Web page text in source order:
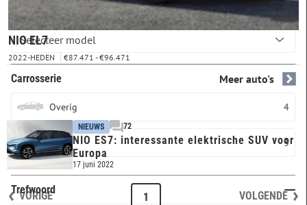
EL7
Carrosserie
Overig 4
SUV 3
Trefwoord
NIO EL7
2022-HEDEN €87.471 - €96.471
Meer auto's
NIEUWS 72
NIO ES7: interessante elektrische SUV voor
Europa
17 juni 2022
VORIGE VOLGENDE
1